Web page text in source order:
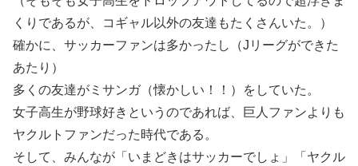
くりであるが、コギャル以外の友達もたくさんいた。）
確かに、サッカーファンは多かったし（Jリーグができた
あたり）
多くの友達がミサンガ（懐かしい！！）をしていた。
女子高生が野球好きというのであれば、巨人ファンよりも
ヤクルトファンだった時代である。
そして、みんなが「いまどきはサッカーでしょ」「ヤクル